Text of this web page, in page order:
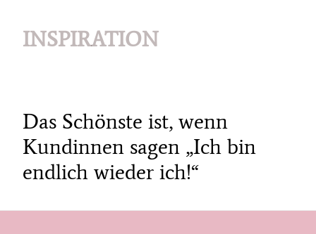
INSPIRATION
Das Schönste ist, wenn
Kundinnen sagen „Ich bin
endlich wieder ich!“